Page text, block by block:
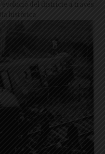
del districte a través
històrica